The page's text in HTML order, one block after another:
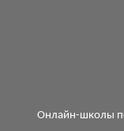
Онлайн-школы